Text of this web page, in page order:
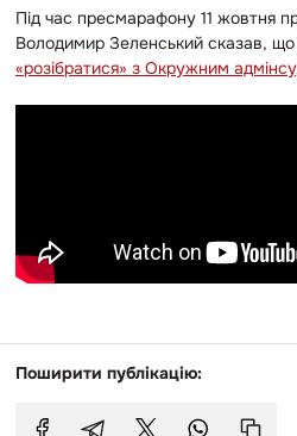
Під час пресмарафону 11 жовтня
Володимир Зеленський сказав,
«розібратися» з Окружним
Поширити публікацію: